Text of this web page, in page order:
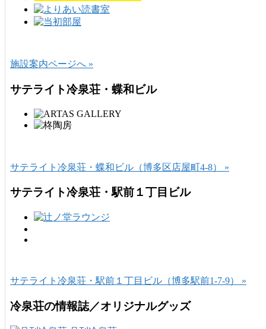
施設案内ページへ »
サテライト冷泉荘・蝶和ビル
サテライト冷泉荘・蝶和ビル（博多区店屋町4-8） »
サテライト冷泉荘・駅前１丁目ビル
サテライト冷泉荘・駅前１丁目ビル（博多駅前1-7-9） »
冷泉荘の情報誌／オリジナルグッズ